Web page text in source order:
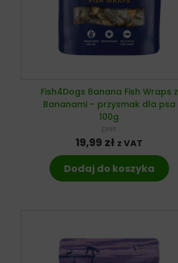
Fish4Dogs Banana Fish Wraps z
Bananami – przysmak dla psa
100g
pies
19,99 zł z VAT
Dodaj do koszyka